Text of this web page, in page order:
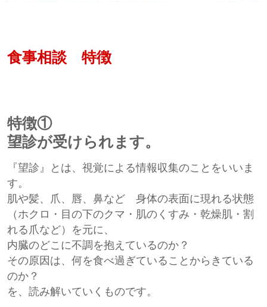
食事相談 特徴
特徴①
望診が受けられます。
『望診』とは、視覚による情報収集のことをいいま
す。
肌や髪、爪、唇、鼻など 身体の表面に現れる状態
（ホクロ・目の下のクマ・肌のくすみ・乾燥肌・割
れる爪など）を元に、
内臓のどこに不調を抱えているのか？
その原因は、何を食べ過ぎていることからきている
のか？
を、読み解いていくものです。